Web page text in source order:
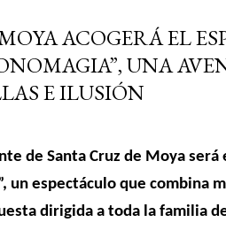
ACOGERÁ EL
UNA
E ILUSIÓN
de Santa Cruz de Moya
un espectáculo que combina
dirigida a toda la familia